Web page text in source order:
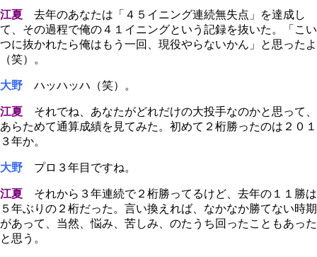
江夏 去年のあなたは「４５イニング連続無失点」を達成し
て、その過程で俺の４１イニングという記録を抜いた。「こい
つに抜かれたら俺はもう一回、現役やらないかん」と思ったよ
（笑）。
大野 ハッハッハ（笑）。
江夏 それでね、あなたがどれだけの大投手なのかと思って、
あらためて通算成績を見てみた。初めて２桁勝ったのは２０１
３年か。
大野 プロ３年目ですね。
江夏
それから３年連続で２桁勝ってるけど、去年の１１勝は
５年ぶりの２桁だった。言い換えれば、なかなか勝てない時期
があって、当然、悩み、苦しみ、のたうち回ったこともあった
と思う。